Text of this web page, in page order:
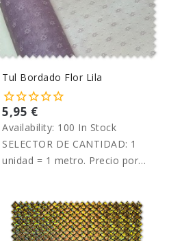
Tul Bordado Flor Lila
5,95 €
Availability: 100 In Stock
SELECTOR DE CANTIDAD: 1
unidad = 1 metro. Precio por